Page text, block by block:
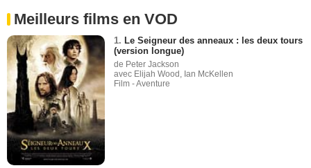
Meilleurs films en VOD
1. Le Seigneur des anneaux : les deux tours
(version longue)
de Peter Jackson
avec Elijah Wood, Ian McKellen
Film - Aventure